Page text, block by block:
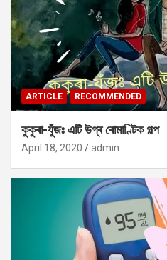
ARTICLE RECOMMENDED
কুকুৰা-যুঁজঃ এটি উগ্ৰ ৰোমাণ্টিক গল্প
April 18, 2020 admin